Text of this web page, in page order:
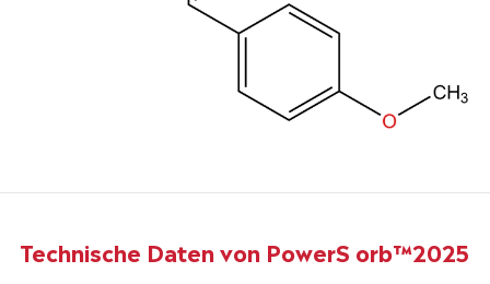
Technische Daten von PowerS orb™2025